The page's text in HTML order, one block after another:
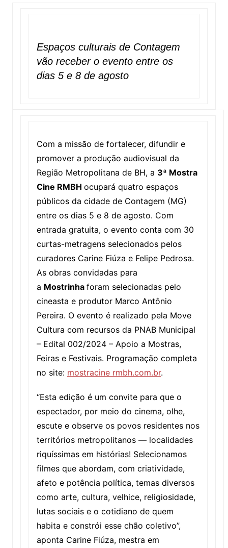
Espaços culturais de Contagem
vão receber o evento entre os
dias 5 e 8 de agosto
Com a missão de fortalecer, difundir e
promover a produção audiovisual da
Região Metropolitana de BH, a 3ª Mostra
Cine RMBH ocupará quatro espaços
públicos da cidade de Contagem (MG)
entre os dias 5 e 8 de agosto. Com
entrada gratuita, o evento conta com 30
curtas-metragens selecionados pelos
curadores Carine Fiúza e Felipe Pedrosa.
As obras convidadas para
a Mostrinha foram selecionadas pelo
cineasta e produtor Marco Antônio
Pereira. O evento é realizado pela Move
Cultura com recursos da PNAB Municipal
– Edital 002/2024 – Apoio a Mostras,
Feiras e Festivais. Programação completa
no site: mostracine rmbh.com.br.
“Esta edição é um convite para que o
espectador, por meio do cinema, olhe,
escute e observe os povos residentes nos
territórios metropolitanos — localidades
riquíssimas em histórias! Selecionamos
filmes que abordam, com criatividade,
afeto e potência política, temas diversos
como arte, cultura, velhice, religiosidade,
lutas sociais e o cotidiano de quem
habita e constrói esse chão coletivo”,
aponta Carine Fiúza, mestra em